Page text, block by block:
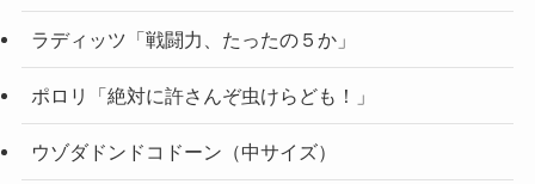
ラディッツ「戦闘力、たったの５か」
ポロリ「絶対に許さんぞ虫けらども！」
ウゾダドンドコドーン（中サイズ）